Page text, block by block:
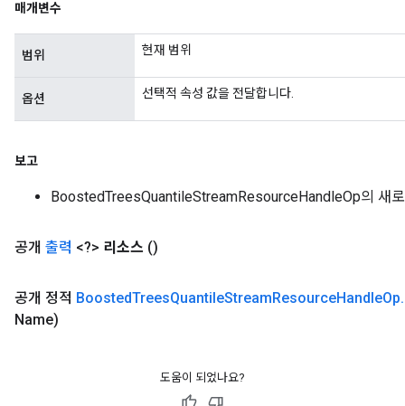
매개변수
범위 현재 범위
옵션 선택적 속성 값을 전달합니다.
보고
BoostedTreesQuantileStreamResourceHandleOp의 새
공개 출력 <?> 리소스 ()
공개 정적 BoostedTreesQuantileStreamResourceHandleOp.
Name)
도움이 되었나요?